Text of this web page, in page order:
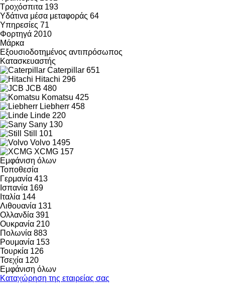
Τροχόσπιτα 193
Υδάτινα μέσα μεταφοράς 64
Υπηρεσίες 71
Φορτηγά 2010
Μάρκα
Εξουσιοδοτημένος αντιπρόσωπος
Κατασκευαστής
Caterpillar 651
Hitachi 296
JCB 480
Komatsu 425
Liebherr 458
Linde 220
Sany 130
Still 101
Volvo 1495
XCMG 157
Εμφάνιση όλων
Τοποθεσία
Γερμανία 413
Ισπανία 169
Ιταλία 144
Λιθουανία 131
Ολλανδία 391
Ουκρανία 210
Πολωνία 883
Ρουμανία 153
Τουρκία 126
Τσεχία 120
Εμφάνιση όλων
Καταχώρηση της εταιρείας σας